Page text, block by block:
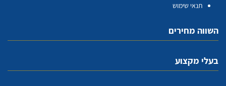
תנאי שימוש
השווה מחירים
בעלי מקצוע